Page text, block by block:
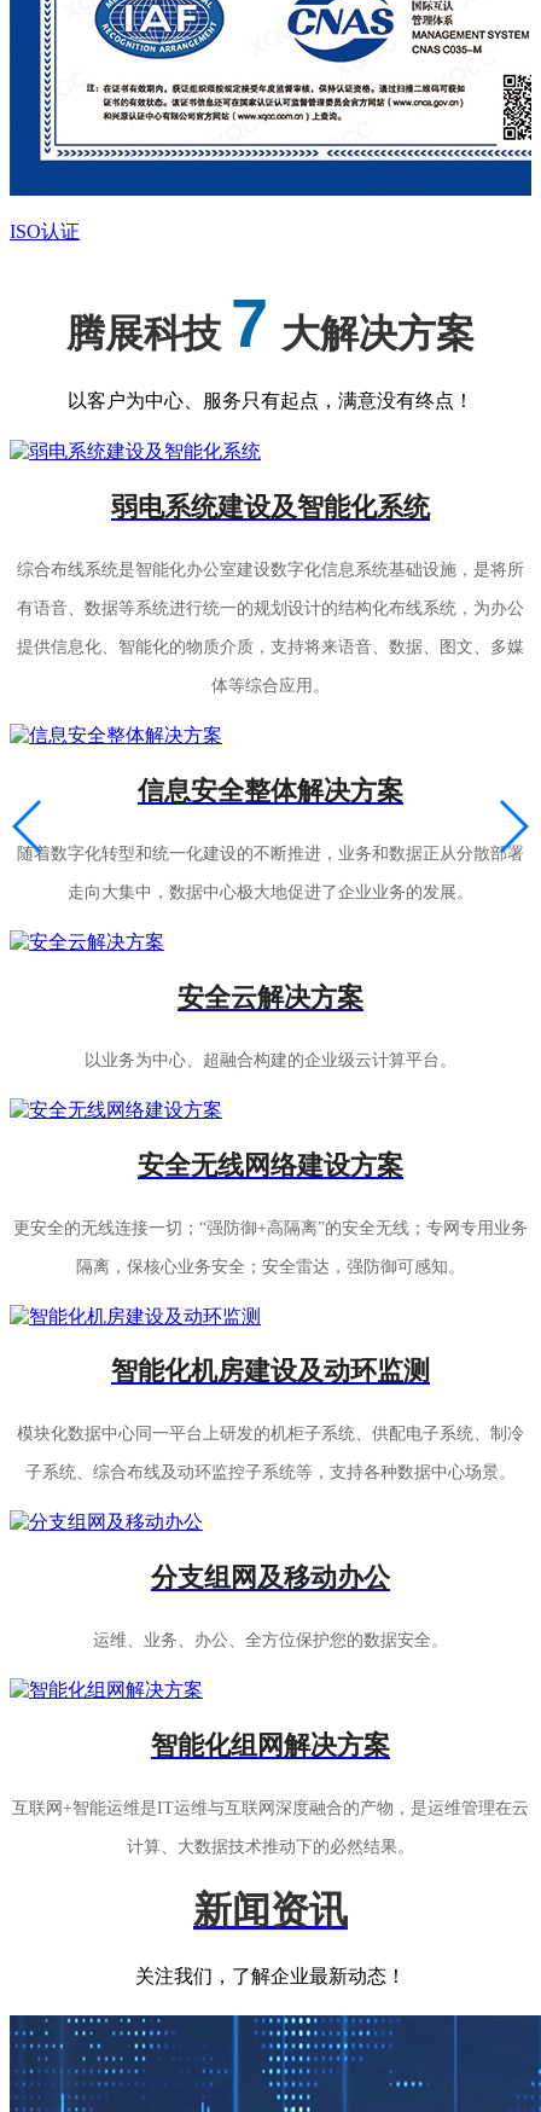
ISO认证
腾展科技 7 大解决方案
以客户为中心、服务只有起点，满意没有终点！
弱电系统建设及智能化系统
综合布线系统是智能化办公室建设数字化信息系统基础设施，是将所
有语音、数据等系统进行统一的规划设计的结构化布线系统，为办公
提供信息化、智能化的物质介质，支持将来语音、数据、图文、多媒
体等综合应用。
信息安全整体解决方案
随着数字化转型和统一化建设的不断推进，业务和数据正从分散部署
走向大集中，数据中心极大地促进了企业业务的发展。
安全云解决方案
以业务为中心、超融合构建的企业级云计算平台。
安全无线网络建设方案
更安全的无线连接一切；“强防御+高隔离”的安全无线；专网专用业务
隔离，保核心业务安全；安全雷达，强防御可感知。
智能化机房建设及动环监测
模块化数据中心同一平台上研发的机柜子系统、供配电子系统、制冷
子系统、综合布线及动环监控子系统等，支持各种数据中心场景。
分支组网及移动办公
运维、业务、办公、全方位保护您的数据安全。
智能化组网解决方案
互联网+智能运维是IT运维与互联网深度融合的产物，是运维管理在云
计算、大数据技术推动下的必然结果。
新闻资讯
关注我们，了解企业最新动态！